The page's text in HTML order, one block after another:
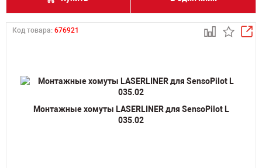
Код товара: 676921
Монтажные хомуты LASERLINER для SensoPilot L
035.02